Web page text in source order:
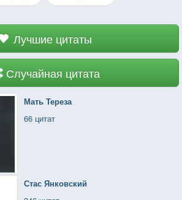
Лучшие цитаты
Случайная цитата
Мать Тереза
66 цитат
Стас Янковский